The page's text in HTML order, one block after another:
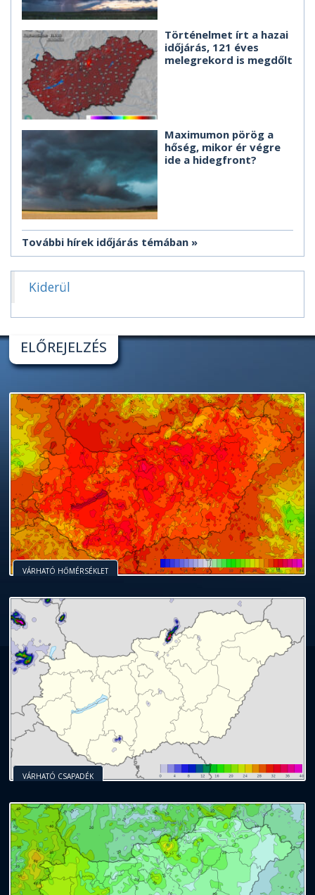
Történelmet írt a hazai
időjárás, 121 éves
melegrekord is megdőlt
Maximumon pörög a
hőség, mikor ér végre
ide a hidegfront?
További hírek időjárás témában
Kiderül
ELŐREJELZÉS
VÁRHATÓ HŐMÉRSÉKLET
VÁRHATÓ CSAPADÉK